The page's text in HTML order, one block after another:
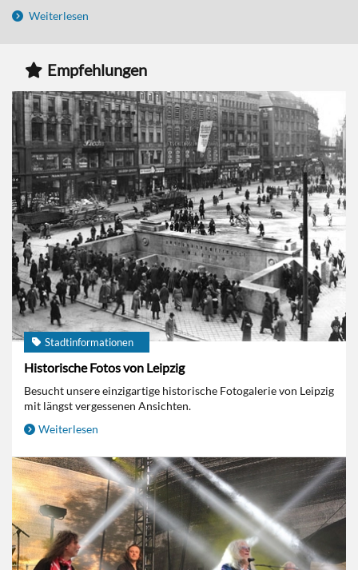
Weiterlesen
Empfehlungen
Stadtinformationen
Historische Fotos von Leipzig
Besucht unsere einzigartige historische Fotogalerie von Leipzig
mit längst vergessenen Ansichten.
Weiterlesen